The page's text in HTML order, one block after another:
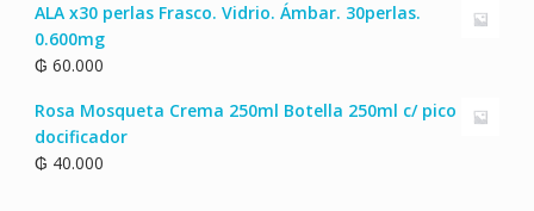
ALA x30 perlas Frasco. Vidrio. Ámbar. 30perlas.
0.600mg
₲ 60.000
Rosa Mosqueta Crema 250ml Botella 250ml c/ pico
docificador
₲ 40.000